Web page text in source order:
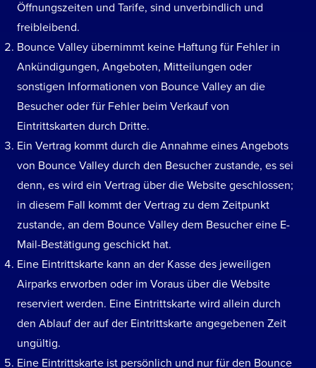
Öffnungszeiten und Tarife, sind unverbindlich und
freibleibend.
Bounce Valley übernimmt keine Haftung für Fehler in
Ankündigungen, Angeboten, Mitteilungen oder
sonstigen Informationen von Bounce Valley an die
Besucher oder für Fehler beim Verkauf von
Eintrittskarten durch Dritte.
Ein Vertrag kommt durch die Annahme eines Angebots
von Bounce Valley durch den Besucher zustande, es sei
denn, es wird ein Vertrag über die Website geschlossen;
in diesem Fall kommt der Vertrag zu dem Zeitpunkt
zustande, an dem Bounce Valley dem Besucher eine E-
Mail-Bestätigung geschickt hat.
Eine Eintrittskarte kann an der Kasse des jeweiligen
Airparks erworben oder im Voraus über die Website
reserviert werden. Eine Eintrittskarte wird allein durch
den Ablauf der auf der Eintrittskarte angegebenen Zeit
ungültig.
Eine Eintrittskarte ist persönlich und nur für den Bounce